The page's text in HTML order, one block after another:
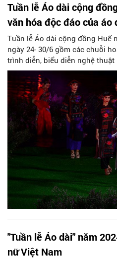
Tuần lễ Áo dài cộng
văn hóa độc đáo của áo
Tuần lễ Áo dài cộng đồng Huế
ngày 24- 30/6 gồm các chuỗi
trình diễn, biểu diễn nghệ
tuyên truyền, quảng bá và tôn
"Tuần lễ Áo dài" năm
nữ Việt Nam